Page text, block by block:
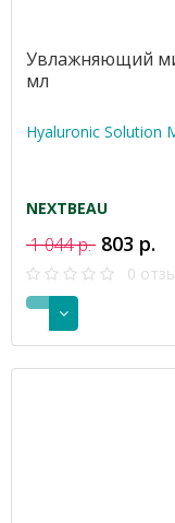
Увлажняющий
мл
Hyaluronic Solution
NEXTBEAU
1 044 р. 803 р.
0